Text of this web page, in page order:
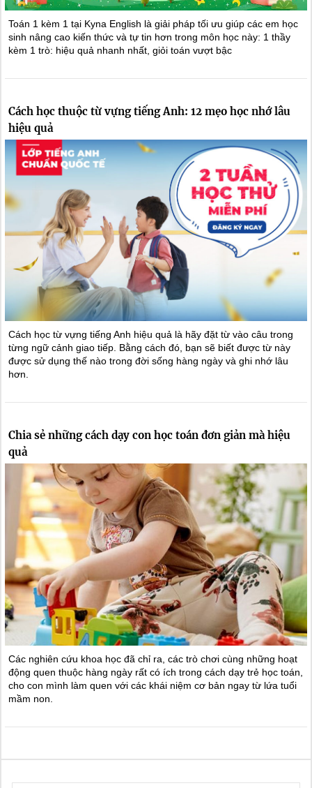
Toán 1 kèm 1 tại Kyna English là giải pháp tối ưu giúp các em học
sinh nâng cao kiến thức và tự tin hơn trong môn học này: 1 thầy
kèm 1 trò: hiệu quả nhanh nhất, giỏi toán vượt bậc
Cách học thuộc từ vựng tiếng Anh: 12 mẹo học nhớ lâu
hiệu quả
Cách học từ vựng tiếng Anh hiệu quả là hãy đặt từ vào câu trong
từng ngữ cảnh giao tiếp. Bằng cách đó, bạn sẽ biết được từ này
được sử dụng thế nào trong đời sống hàng ngày và ghi nhớ lâu
hơn.
Chia sẻ những cách dạy con học toán đơn giản mà hiệu
quả
Các nghiên cứu khoa học đã chỉ ra, các trò chơi cùng những hoạt
động quen thuộc hàng ngày rất có ích trong cách dạy trẻ học toán,
cho con mình làm quen với các khái niệm cơ bản ngay từ lứa tuổi
mầm non.